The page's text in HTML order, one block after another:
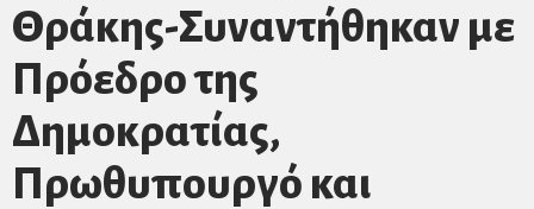
Θράκης-Συναντήθηκαν με
Πρόεδρο της
Δημοκρατίας,
Πρωθυπουργό και